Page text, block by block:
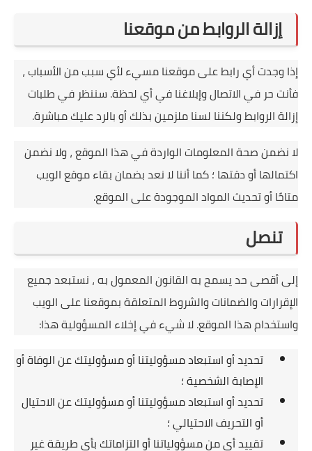
إزالة الروابط من موقعنا
إذا وجدت أي رابط على موقعنا مسيء لأي سبب من الأسباب ،
فأنت حر في الاتصال وإبلاغنا في أي لحظة. سننظر في طلبات
إزالة الروابط ولكننا لسنا ملزمين بذلك أو بالرد عليك مباشرة.
لا نضمن صحة المعلومات الواردة في هذا الموقع ، ولا نضمن
اكتمالها أو دقتها ؛كما أننا لا نعد بضمان بقاء موقع الويب
متاحًا أو تحديث المواد الموجودة على الموقع.
تنصل
إلى أقصى حد يسمح به القانون المعمول به ، نستبعد جميع
الإقرارات والضمانات والشروط المتعلقة بموقعنا على الويب
واستخدام هذا الموقع.لا شيء في إخلاء المسؤولية هذا:
تحديد أو استبعاد مسؤوليتنا أو مسؤوليتك عن الوفاة أو
الإصابة الشخصية ؛
تحديد أو استبعاد مسؤوليتنا أو مسؤوليتك عن الاحتيال
أو التحريف الاحتيالي ؛
تقييد أي من مسؤولياتنا أو التزاماتك بأي طريقة غير